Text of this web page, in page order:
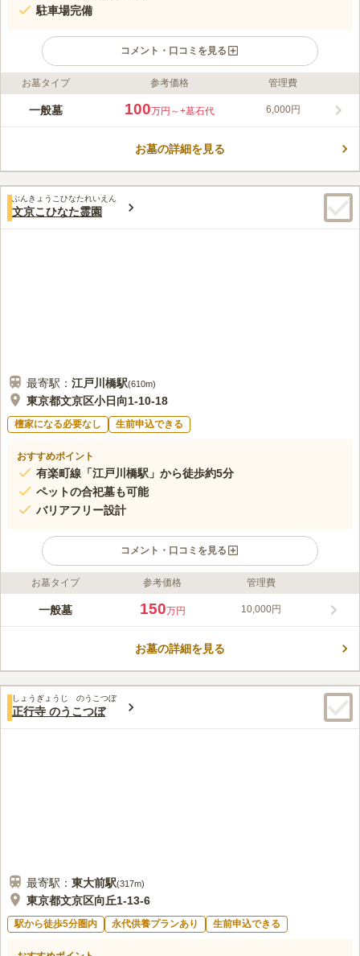
駐車場完備
コメント・口コミを見る
ライフドット編集部のコメント
広大な苑内には桜、梅ほか自然が豊かで、心穏やかに過ごすこと
ます。傳通院と呼ばれる由来にもなった徳川家康の生母、於大の
口コミ評価
この霊園はまだ誰からも評価されていません。
お墓タイプ 参考価格 管理費
一般墓 100万円～+墓石代 6,000円
お墓の詳細を見る
ぶんきょうこひなたれいえん
文京こひなた霊園
最寄駅： 江戸川橋駅(610m)
東京都文京区小日向1-10-18
檀家になる必要なし 生前申込できる
おすすめポイント
有楽町線「江戸川橋駅」から徒歩約5分
ペットの合祀墓も可能
バリアフリー設計
コメント・口コミを見る
ライフドット編集部のコメント
有楽町線「江戸川橋駅」から徒歩5分と、歩いて行ける日当たり
は、駐車場が完備され、安心のバリアフリー設計なので、車イス
います。
口コミ評価
みんなの評価
周辺は高級住宅街でお店などはなく、お供え物や花は予め用意し
お墓タイプ 参考価格 管理費
一般墓 150万円 10,000円
お墓の詳細を見る
しょうぎょうじ のうこつぼ
正行寺 のうこつぼ
最寄駅： 東大前駅(317m)
東京都文京区向丘1-13-6
駅から徒歩5分圏内 永代供養プランあり 生前申込できる